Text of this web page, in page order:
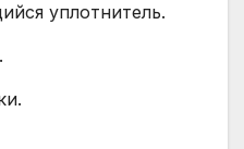
уплотнитель.